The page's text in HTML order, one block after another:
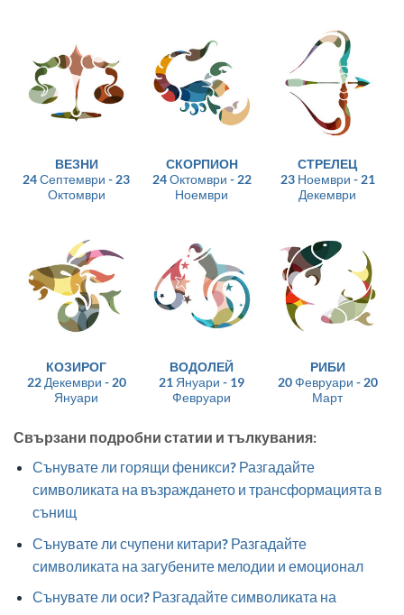
ВЕЗНИ
24 Септември - 23
Октомври
СКОРПИОН
24 Октомври - 22
Ноември
СТРЕЛЕЦ
23 Ноември - 21
Декември
КОЗИРОГ
22 Декември - 20
Януари
ВОДОЛЕЙ
21 Януари - 19
Февруари
РИБИ
20 Февруари - 20
Март
Свързани подробни статии и тълкувания:
Сънувате ли горящи феникси? Разгадайте
символиката на възраждането и трансформацията в
сънищ
Сънувате ли счупени китари? Разгадайте
символиката на загубените мелодии и емоционал
Сънувате ли оси? Разгадайте символиката на